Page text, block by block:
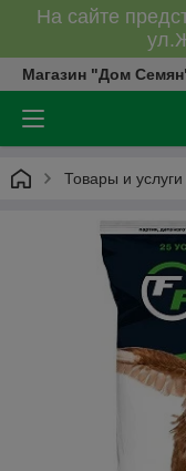
На сайте
Магазин "Дом
Товары и услуги